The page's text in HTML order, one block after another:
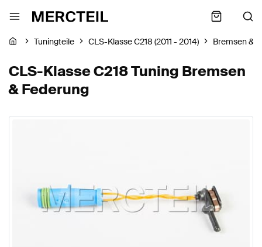
Tuningteile CLS-Klasse C218 (2011 - 2014) Bremsen &
CLS-Klasse C218 Tuning Bremsen
& Federung